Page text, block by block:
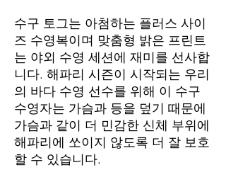
수구 토그는 아첨하는 플러스 사이
즈 수영복이며 맞춤형 밝은 프린트
는 야외 수영 세션에 재미를 선사합
니다. 해파리 시즌이 시작되는 우리
의 바다 수영 선수를 위해 이 수구
수영자는 가슴과 등을 덮기 때문에
가슴과 같이 더 민감한 신체 부위에
해파리에 쏘이지 않도록 더 잘 보호
할 수 있습니다.